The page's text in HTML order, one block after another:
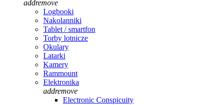
addremove
Logbooki
Nakolanniki
Tablet / smartfon
Torby lotnicze
Okulary
Latarki
Kamery
Rammount
Elektronika
addremove
Electronic Conspicuity